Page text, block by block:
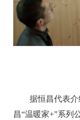
据恒昌代表
昌“温暖家+”系列